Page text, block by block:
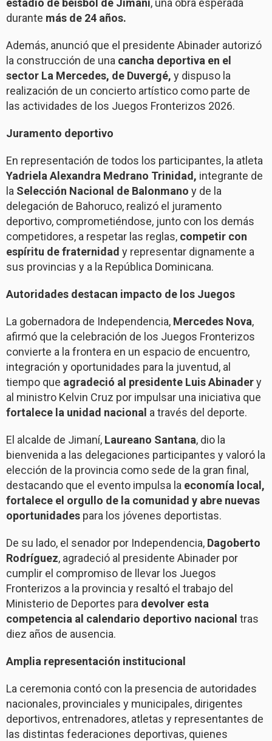
durante más de 24 años.
Además, anunció que el presidente Abinader autorizó
la construcción de una cancha deportiva en el
sector La Mercedes, de Duvergé, y dispuso la
realización de un concierto artístico como parte de
las actividades de los Juegos Fronterizos 2026.
Juramento deportivo
En representación de todos los participantes, la atleta
Yadriela Alexandra Medrano Trinidad, integrante de
la Selección Nacional de Balonmano y de la
delegación de Bahoruco, realizó el juramento
deportivo, comprometiéndose, junto con los demás
competidores, a respetar las reglas, competir con
espíritu de fraternidad y representar dignamente a
sus provincias y a la República Dominicana.
Autoridades destacan impacto de los Juegos
La gobernadora de Independencia, Mercedes Nova,
afirmó que la celebración de los Juegos Fronterizos
convierte a la frontera en un espacio de encuentro,
integración y oportunidades para la juventud, al
tiempo que agradeció al presidente Luis Abinadery
al ministro Kelvin Cruz por impulsar una iniciativa que
fortalece la unidad nacional a través del deporte.
El alcalde de Jimaní, Laureano Santana, dio la
bienvenida a las delegaciones participantes y valoró la
elección de la provincia como sede de la gran final,
destacando que el evento impulsa la economía local,
fortalece el orgullo de la comunidad y abre nuevas
oportunidades para los jóvenes deportistas.
De su lado, el senador por Independencia, Dagoberto
Rodríguez, agradeció al presidente Abinader por
cumplir el compromiso de llevar los Juegos
Fronterizos a la provincia y resaltó el trabajo del
Ministerio de Deportes para devolver esta
competencia al calendario deportivo nacional tras
diez años de ausencia.
Amplia representación institucional
La ceremonia contó con la presencia de autoridades
nacionales, provinciales y municipales, dirigentes
deportivos, entrenadores, atletas y representantes de
las distintas federaciones deportivas, quienes